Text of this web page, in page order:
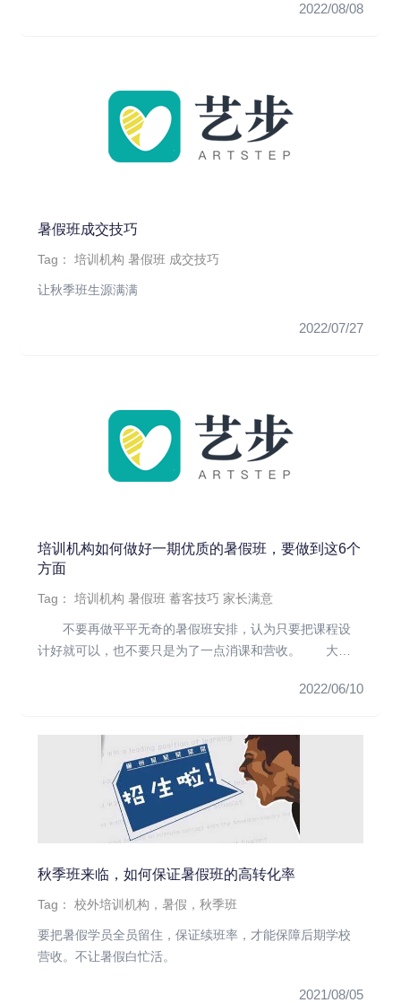
2022/08/08
暑假班成交技巧
Tag：培训机构 暑假班 成交技巧
让秋季班生源满满
2022/07/27
培训机构如何做好一期优质的暑假班，要做到这6个
方面
Tag：培训机构 暑假班 蓄客技巧 家长满意
不要再做平平无奇的暑假班安排，认为只要把课程设
计好就可以，也不要只是为了一点消课和营收。 大家
2022/06/10
秋季班来临，如何保证暑假班的高转化率
Tag：校外培训机构，暑假，秋季班
要把暑假学员全员留住，保证续班率，才能保障后期学校
营收。不让暑假白忙活。
2021/08/05